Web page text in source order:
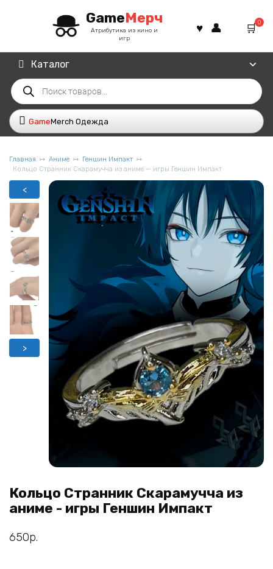
GameМерч
Атрибутика из кино и
игр
0
Каталог
Поиск
товаров
GameMerch Одежда
Главная Аниме
Геншин Импакт
Кольцо Странник Скарамучча из аниме — игры Геншин Импакт
<
>
Кольцо Странник Скарамучча из
аниме - игры Геншин Импакт
650р.